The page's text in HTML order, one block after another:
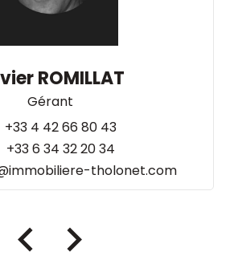
ROMILLAT
Gérant
+33 4 42 66 80 43
+33 6 34 32 20 34
tholonet.com